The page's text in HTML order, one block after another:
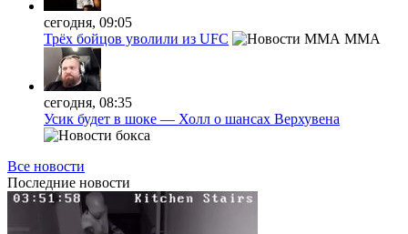
сегодня, 09:05
Трёх бойцов уволили из UFC
MMA
сегодня, 08:35
Усик будет в шоке — Холл о шансах Верхувена
Все новости
Последние новости